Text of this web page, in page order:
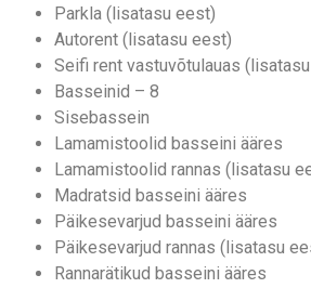
Parkla (lisatasu eest)
Autorent (lisatasu eest)
Seifi rent vastuvõtulauas
Basseinid – 8
Sisebassein
Lamamistoolid basseini ääres
Lamamistoolid rannas (lisatasu
Madratsid basseini ääres
Päikesevarjud basseini ääres
Päikesevarjud rannas (lisatasu
Rannarätikud basseini ääres